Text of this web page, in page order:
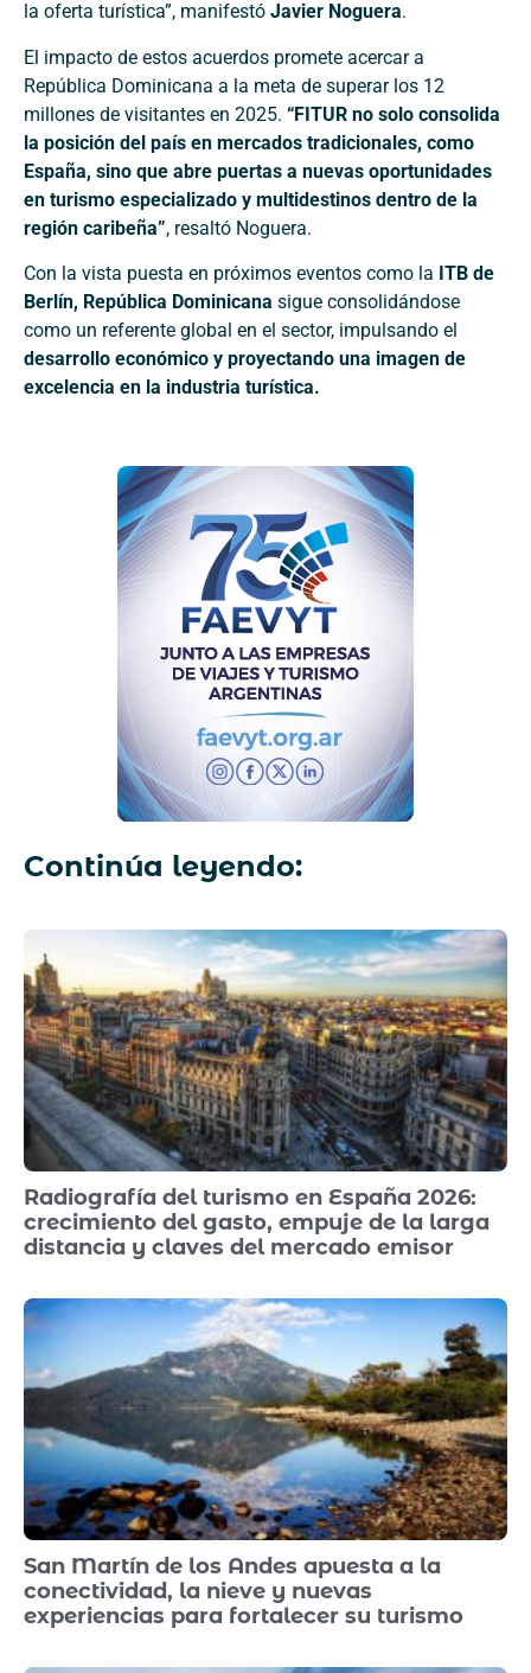
la oferta turística”, manifestó Javier Noguera.
El impacto de estos acuerdos promete acercar a
República Dominicana a la meta de superar los 12
millones de visitantes en 2025. “FITUR no solo consolida
la posición del país en mercados tradicionales, como
España, sino que abre puertas a nuevas oportunidades
en turismo especializado y multidestinos dentro de la
región caribeña”, resaltó Noguera.
Con la vista puesta en próximos eventos como la ITB de
Berlín, República Dominicana sigue consolidándose
como un referente global en el sector, impulsando el
desarrollo económico y proyectando una imagen de
excelencia en la industria turística.
Continúa leyendo:
Radiografía del turismo en España 2026:
crecimiento del gasto, empuje de la larga
distancia y claves del mercado emisor
San Martín de los Andes apuesta a la
conectividad, la nieve y nuevas
experiencias para fortalecer su turismo